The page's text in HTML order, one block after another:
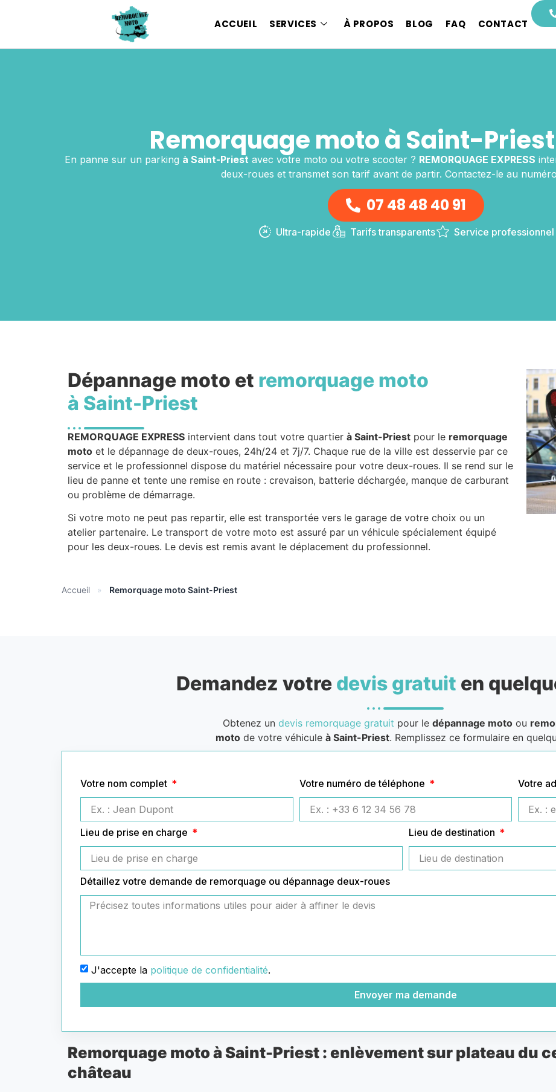
ACCUEIL SERVICES À PROPOS BLOG FAQ CONTACT
Remorquage moto à Saint-
En panne sur un parking à Saint-Priest avec votre moto ou votre scooter ? REMORQUAGE EXPRESS
deux-roues et transmet son tarif avant de partir. Contactez-le au
07 48 48 40 91
Ultra-rapide Tarifs transparents Service professionnel
Dépannage moto et remorquage moto
à Saint-Priest
REMORQUAGE EXPRESS intervient dans tout votre quartier à Saint-Priest pour le remorquage
moto et le dépannage de deux-roues, 24h/24 et 7j/7. Chaque rue de la ville est desservie par ce
service et le professionnel dispose du matériel nécessaire pour votre deux-roues. Il se rend sur le
lieu de panne et tente une remise en route : crevaison, batterie déchargée, manque de carburant
ou problème de démarrage.
Si votre moto ne peut pas repartir, elle est transportée vers le garage de votre choix ou un
atelier partenaire. Le transport de votre moto est assuré par un véhicule spécialement équipé
pour les deux-roues. Le devis est remis avant le déplacement du professionnel.
Accueil » Remorquage moto Saint-Priest
Demandez votre devis gratuit en
Obtenez un devis remorquage gratuit pour le dépannage motoou
motode votre véhicule à Saint-Priest. Remplissez ce formulaire en
Votre nom complet Votre numéro de téléphone Votre
Lieu de prise en charge Lieu de destination
Détaillez votre demande de remorquage ou dépannage deux-roues
J'accepte la politique de confidentialité.
Envoyer ma demande
Remorquage moto à Saint-Priest : enlèvement sur plateau du
château